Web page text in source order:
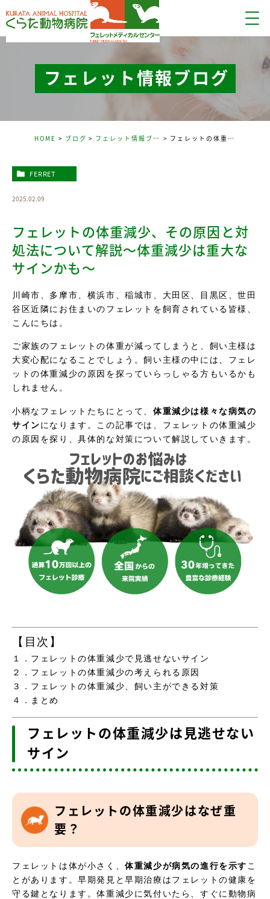
フェレット情報ブログ
HOME ブログ フェレット情報ブログ フェレットの体重減少、その原因と対処法について解説～体重減少は重大なサインかも～
FERRET
2025.02.09
フェレットの体重減少、その原因と対
処法について解説～体重減少は重大な
サインかも～
川崎市、多摩市、横浜市、稲城市、大田区、目黒区、世田
谷区近隣にお住まいのフェレットを飼育されている皆様、
こんにちは。
ご家族のフェレットの体重が減ってしまうと、飼い主様は
大変心配になることでしょう。飼い主様の中には、フェレ
ットの体重減少の原因を探っていらっしゃる方もいるかも
しれません。
小柄なフェレットたちにとって、 体重減少は様々な病気の
サインになります。この記事では、フェレットの体重減少
の原因を探り、具体的な対策について解説していきます。
【目次】
１．フェレットの体重減少で見逃せないサイン
２．フェレットの体重減少の考えられる原因
３．フェレットの体重減少、飼い主ができる対策
４．まとめ
フェレットの体重減少は見逃せない
サイン
フェレットの体重減少はなぜ重
要？
フェレットは体が小さく、体重減少が病気の進行を示す こ
とがあります。早期発見と早期治療はフェレットの健康を
守る鍵となります。体重減少に気付いたら、すぐに動物病